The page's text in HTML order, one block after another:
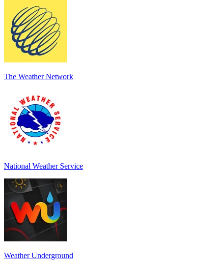
The Weather Network
National Weather Service
Weather Underground